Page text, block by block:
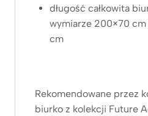
długość całkowita
wymiarze 200×70 cm
cm
Rekomendowane przez
biurko z kolekcji Future